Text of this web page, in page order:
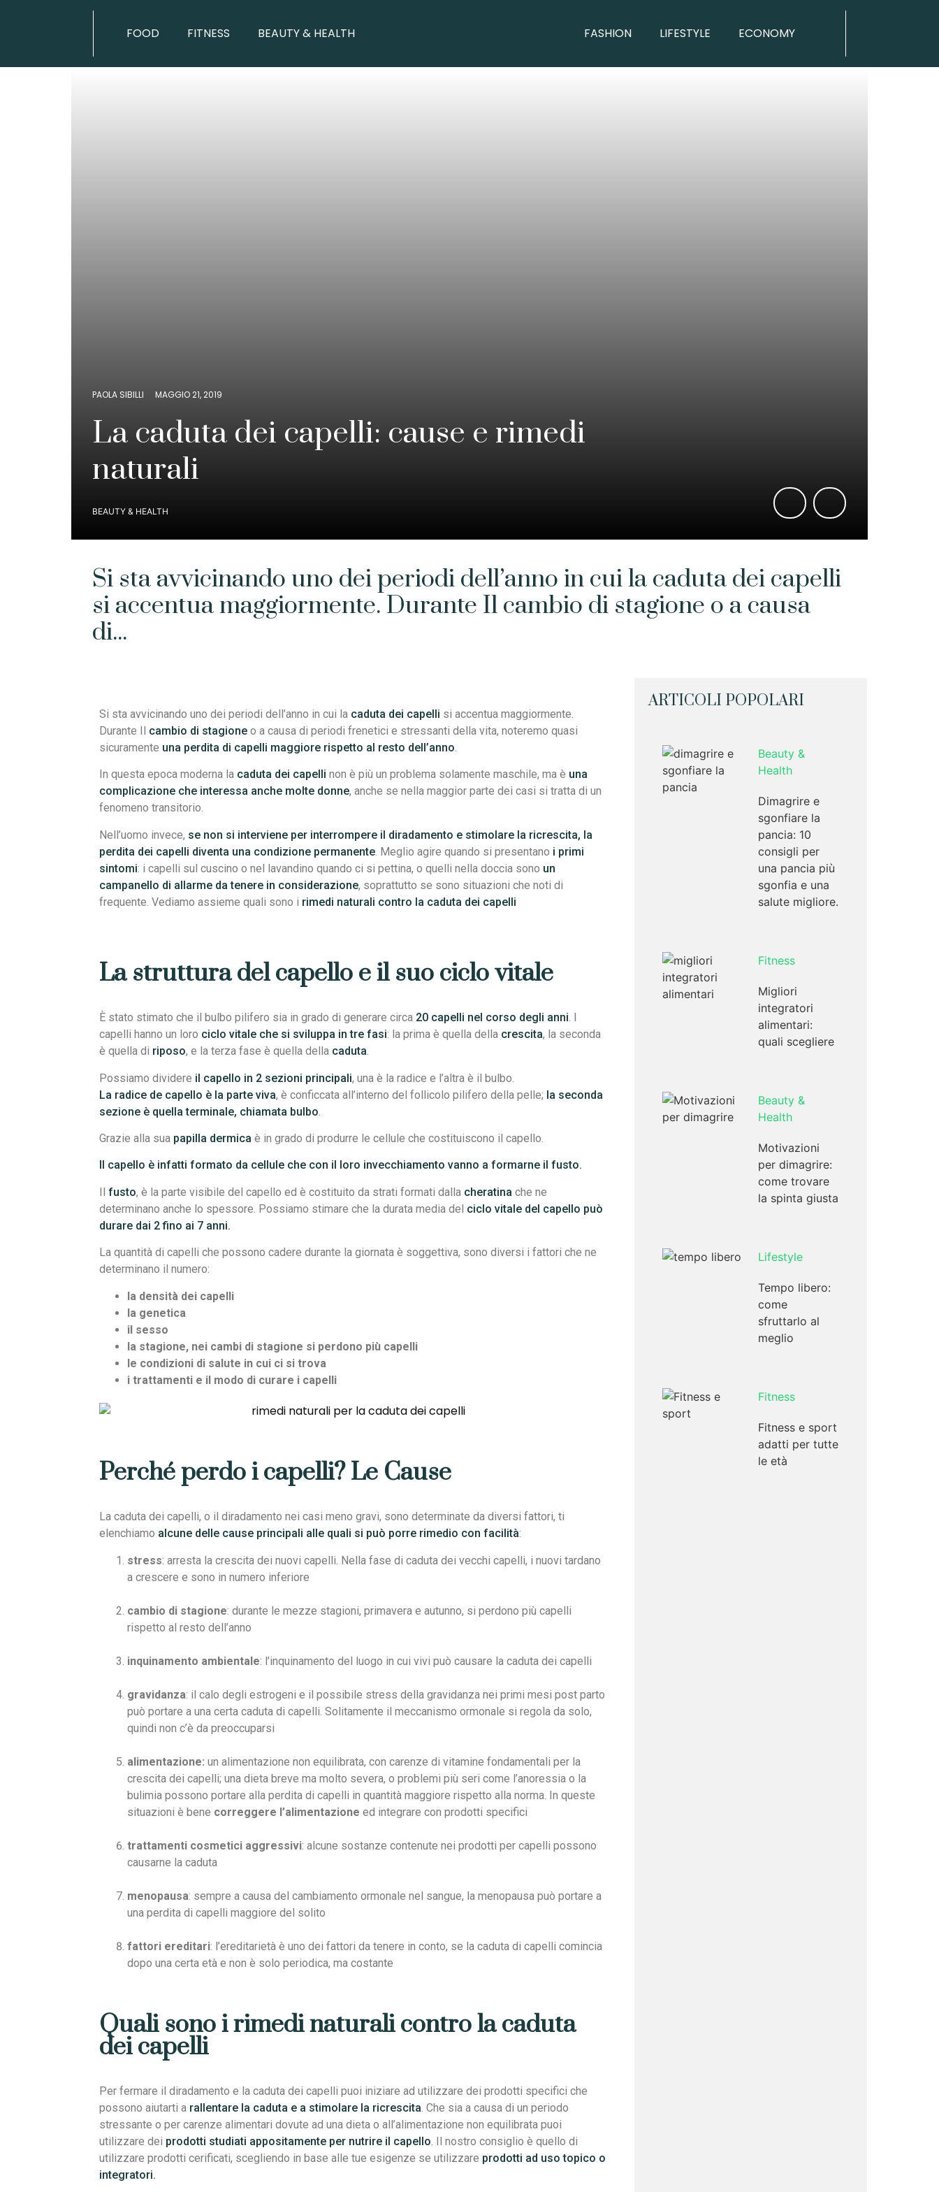
FOOD FITNESS BEAUTY & HEALTH FASHION LIFESTYLE ECONOMY
PAOLA SIBILLI MAGGIO 21, 2019
La caduta dei capelli: cause e rimedi
naturali
BEAUTY & HEALTH
Si sta avvicinando uno dei periodi dell’anno in cui la caduta dei capelli
si accentua maggiormente. Durante Il cambio di stagione o a causa
di...
Si sta avvicinando uno dei periodi dell’anno in cui la caduta dei capelli si accentua maggiormente.
Durante Il cambio di stagione o a causa di periodi frenetici e stressanti della vita, noteremo quasi
sicuramente una perdita di capelli maggiore rispetto al resto dell’anno.
In questa epoca moderna la caduta dei capelli non è più un problema solamente maschile, ma è una
complicazione che interessa anche molte donne, anche se nella maggior parte dei casi si tratta di un
fenomeno transitorio.
Nell’uomo invece, se non si interviene per interrompere il diradamento e stimolare la ricrescita, la
perdita dei capelli diventa una condizione permanente . Meglio agire quando si presentano i primi
sintomi: i capelli sul cuscino o nel lavandino quando ci si pettina, o quelli nella doccia sono un
campanello di allarme da tenere in considerazione, soprattutto se sono situazioni che noti di
frequente. Vediamo assieme quali sono i rimedi naturali contro la caduta dei capelli
La struttura del capello e il suo ciclo vitale
È stato stimato che il bulbo pilifero sia in grado di generare circa 20 capelli nel corso degli anni. I
capelli hanno un loro ciclo vitale che si sviluppa in tre fasi: la prima è quella della crescita, la seconda
è quella di riposo, e la terza fase è quella della caduta.
Possiamo dividere il capello in 2 sezioni principali, una è la radice e l’altra è il bulbo.
La radice de capello è la parte viva, è conficcata all’interno del follicolo pilifero della pelle; la seconda
sezione è quella terminale, chiamata bulbo
Grazie alla sua papilla dermica è in grado di produrre le cellule che costituiscono il capello.
Il capello è infatti formato da cellule che con il loro invecchiamento vanno a formarne il fusto.
Il fusto, è la parte visibile del capello ed è costituito da strati formati dalla cheratina che ne
determinano anche lo spessore. Possiamo stimare che la durata media del ciclo vitale del capello può
durare dai 2 fino ai 7 anni.
La quantità di capelli che possono cadere durante la giornata è soggettiva, sono diversi i fattori che ne
determinano il numero:
la densità dei capelli
la genetica
il sesso
la stagione, nei cambi di stagione si perdono più capelli
le condizioni di salute in cui ci si trova
i trattamenti e il modo di curare i capelli
Perché perdo i capelli? Le Cause
La caduta dei capelli, o il diradamento nei casi meno gravi, sono determinate da diversi fattori, ti
elenchiamo alcune delle cause principali alle quali si può porre rimedio con facilità:
stress: arresta la crescita dei nuovi capelli. Nella fase di caduta dei vecchi capelli, i nuovi tardano
a crescere e sono in numero inferiore
cambio di stagione: durante le mezze stagioni, primavera e autunno, si perdono più capelli
rispetto al resto dell’anno
inquinamento ambientale: l’inquinamento del luogo in cui vivi può causare la caduta dei capelli
gravidanza: il calo degli estrogeni e il possibile stress della gravidanza nei primi mesi post parto
può portare a una certa caduta di capelli. Solitamente il meccanismo ormonale si regola da solo,
quindi non c’è da preoccuparsi
alimentazione: un alimentazione non equilibrata, con carenze di vitamine fondamentali per la
crescita dei capelli; una dieta breve ma molto severa, o problemi più seri come l’anoressia o la
bulimia possono portare alla perdita di capelli in quantità maggiore rispetto alla norma. In queste
situazioni è bene correggere l’alimentazione ed integrare con prodotti specifici
trattamenti cosmetici aggressivi: alcune sostanze contenute nei prodotti per capelli possono
causarne la caduta
menopausa: sempre a causa del cambiamento ormonale nel sangue, la menopausa può portare a
una perdita di capelli maggiore del solito
fattori ereditari: l’ereditarietà è uno dei fattori da tenere in conto, se la caduta di capelli comincia
dopo una certa età e non è solo periodica, ma costante
Quali sono i rimedi naturali contro la caduta
dei capelli
Per fermare il diradamento e la caduta dei capelli puoi iniziare ad utilizzare dei prodotti specifici che
possono aiutarti a rallentare la caduta e a stimolare la ricrescita . Che sia a causa di un periodo
stressante o per carenze alimentari dovute ad una dieta o all’alimentazione non equilibrata puoi
utilizzare dei prodotti studiati appositamente per nutrire il capello . Il nostro consiglio è quello di
utilizzare prodotti cerificati, scegliendo in base alle tue esigenze se utilizzare prodotti ad uso topico o
integratori.
ARTICOLI POPOLARI
Beauty &
Health
Dimagrire e
sgonfiare la
pancia: 10
consigli per
una pancia più
sgonfia e una
salute migliore.
Fitness
Migliori
integratori
alimentari:
quali scegliere
Beauty &
Health
Motivazioni
per dimagrire:
come trovare
la spinta giusta
Lifestyle
Tempo libero:
come
sfruttarlo al
meglio
Fitness
Fitness e sport
adatti per tutte
le età